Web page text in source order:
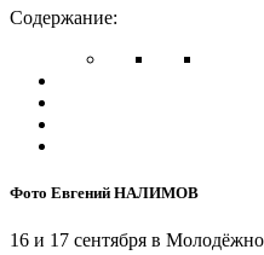
Содержание:
Фото Евгений НАЛИМОВ
16 и 17 сентября в